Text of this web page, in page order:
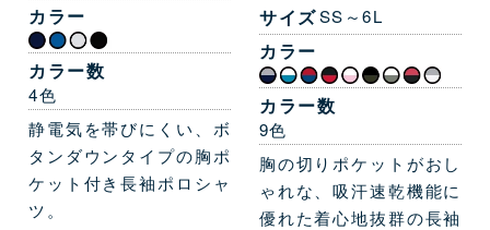
カラー
カラー数
4色
静電気を帯びにくい、ボ
タンダウンタイプの胸ポ
ケット付き長袖ポロシャ
ツ。
サイズSS～6L
カラー
カラー数
9色
胸の切りポケットがおし
ゃれな、吸汗速乾機能に
優れた着心地抜群の長袖